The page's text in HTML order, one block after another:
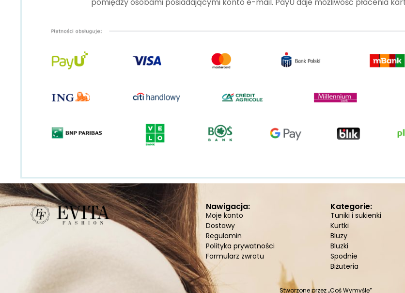
pomiędzy osobami posiadającymi konto e-mail. PayU daje możliwość płacenia
Nawigacja:
Moje konto
Dostawy
Regulamin
Polityka prywatności
Formularz zwrotu
Kategorie:
Tuniki i sukienki
Kurtki
Bluzy
Bluzki
Spodnie
Biżuteria
Stworzone przez„Coś Wymyślę”